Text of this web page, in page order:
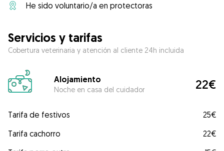
He sido voluntario/a en protectoras
Servicios y tarifas
Cobertura veterinaria y atención al cliente 24h incluida
Alojamiento
Noche en casa del cuidador 22€
Tarifa de festivos
25€
Tarifa cachorro
22€